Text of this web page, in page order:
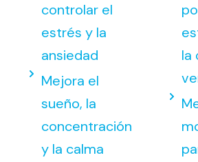
controlar el
estrés y la
ansiedad
Mejora el
sueño, la
concentración
y la calma
la